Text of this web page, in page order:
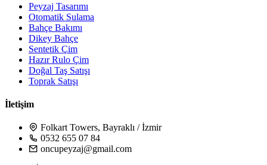
Peyzaj Tasarımı
Otomatik Sulama
Bahçe Bakımı
Dikey Bahçe
Sentetik Çim
Hazır Rulo Çim
Doğal Taş Satışı
Toprak Satışı
İletişim
Folkart Towers, Bayraklı / İzmir
0532 655 07 84
oncupeyzaj@gmail.com